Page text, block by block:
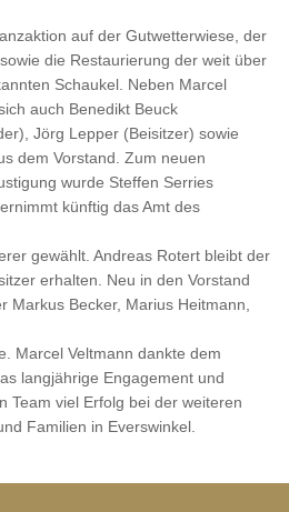
auf der Gutwetterwiese, der
die Restaurierung der weit über
Schaukel. Neben Marcel
auch Benedikt Beuck
Jörg Lepper (Beisitzer) sowie
dem Vorstand. Zum neuen
wurde Steffen Serries
künftig das Amt des
gewählt. Andreas Rotert bleibt der
erhalten. Neu in den Vorstand
Markus Becker, Marius Heitmann,
Marcel Veltmann dankte dem
langjährige Engagement und
Team viel Erfolg bei der weiteren
Familien in Everswinkel.